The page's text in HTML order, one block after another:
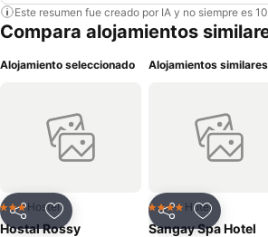
Este resumen fue creado por IA y no siempre es
Compara alojamientos
Alojamiento seleccionado
CompartirAgregar a favoritos
3 Estrellas
Hostel
Hostal Rossy
Alojamientos similares
CompartirAgregar
4 EstrellasHotel
Sangay Spa Hotel